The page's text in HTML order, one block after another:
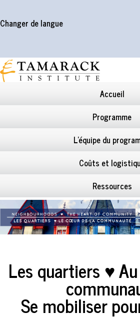
Changer de langue
Accueil
Programme
L’équipe du
Coûts et
Ressources
Les quartiers ♥
Se mobiliser